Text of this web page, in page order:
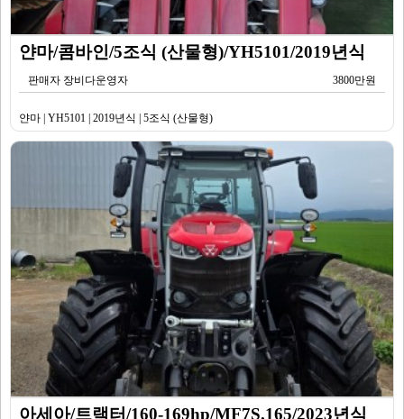
얀마/콤바인/5조식 (산물형)/YH5101/2019년식
판매자 장비다운영자 3800만원
얀마 | YH5101 | 2019년식 | 5조식 (산물형)
아세아/트랙터/160-169hp/MF7S.165/2023년식